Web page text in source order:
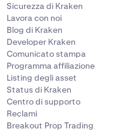
Sicurezza di Kraken
Lavora con noi
Blog di Kraken
Developer Kraken
Comunicato stampa
Programma affiliazione
Listing degli asset
Status di Kraken
Centro di supporto
Reclami
Breakout Prop Trading